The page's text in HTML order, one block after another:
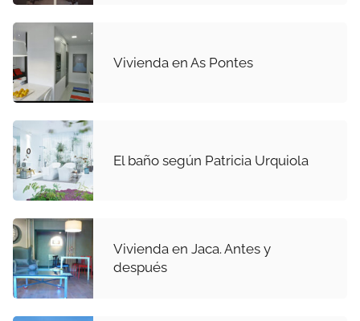
Vivienda en As Pontes
El baño según Patricia Urquiola
Vivienda en Jaca. Antes y
después